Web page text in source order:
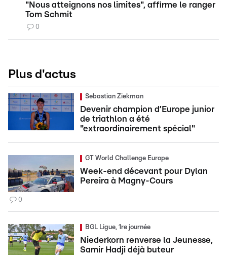
"Nous atteignons nos limites", affirme le ranger
Tom Schmit
0
Plus d'actus
Sebastian Ziekman
Devenir champion d’Europe junior
de triathlon a été
"extraordinairement spécial"
GT World Challenge Europe
Week-end décevant pour Dylan
Pereira à Magny-Cours
0
BGL Ligue, 1re journée
Niederkorn renverse la Jeunesse,
Samir Hadji déjà buteur